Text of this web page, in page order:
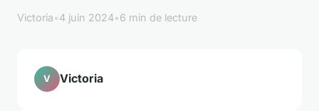
Victoria•4 juin 2024•6 min de lecture
V Victoria